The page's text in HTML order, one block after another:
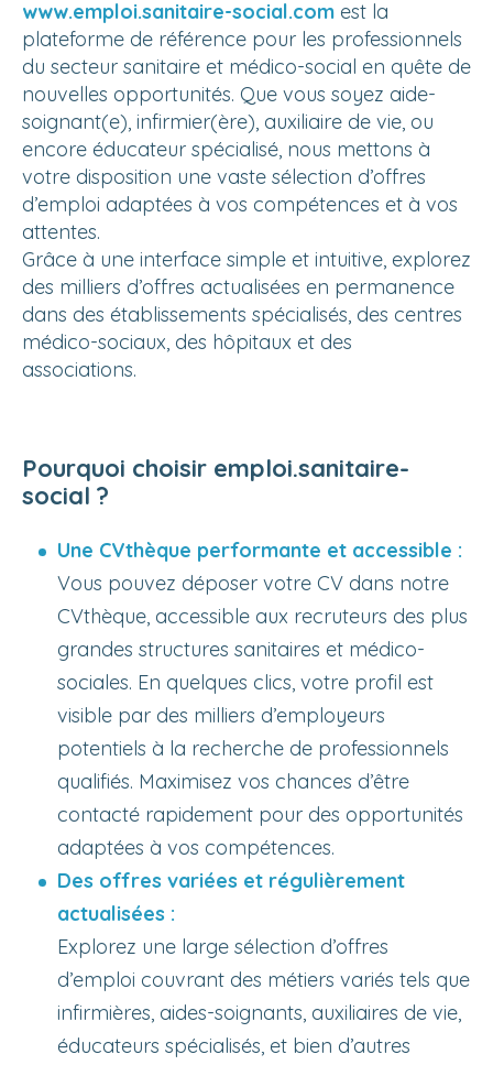
ONPC
www.emploi.sanitaire-social.com est la
plateforme de référence pour les professionnels
du secteur sanitaire et médico-social en quête de
nouvelles opportunités. Que vous soyez aide-
soignant(e), infirmier(ère), auxiliaire de vie, ou
encore éducateur spécialisé, nous mettons à
votre disposition une vaste sélection d’offres
d’emploi adaptées à vos compétences et à vos
attentes.
Grâce à une interface simple et intuitive, explorez
des milliers d’offres actualisées en permanence
dans des établissements spécialisés, des centres
médico-sociaux, des hôpitaux et des
associations.
Pourquoi choisir emploi.sanitaire-
social ?
Une CVthèque performante et accessible :
Vous pouvez déposer votre CV dans notre
CVthèque, accessible aux recruteurs des plus
grandes structures sanitaires et médico-
sociales. En quelques clics, votre profil est
visible par des milliers d’employeurs
potentiels à la recherche de professionnels
qualifiés. Maximisez vos chances d’être
contacté rapidement pour des opportunités
adaptées à vos compétences.
Des offres variées et régulièrement
actualisées :
Explorez une large sélection d’offres
d’emploi couvrant des métiers variés tels que
infirmières, aides-soignants, auxiliaires de vie,
éducateurs spécialisés, et bien d’autres